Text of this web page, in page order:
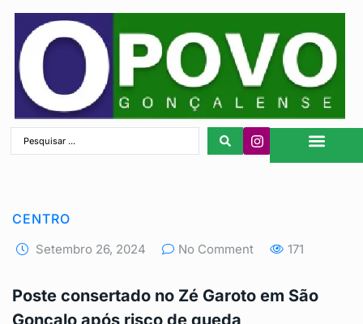
CENTRO
Setembro 26, 2024 No Comment 171
Poste consertado no Zé Garoto em São
Gonçalo após risco de queda